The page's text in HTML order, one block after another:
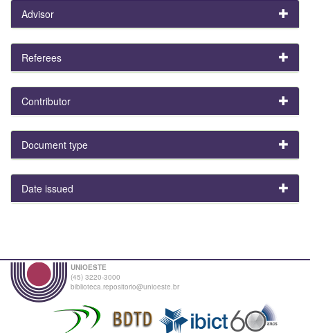
Advisor
Referees
Contributor
Document type
Date issued
UNIOESTE
(45) 3220-3000
biblioteca.repositorio@unioeste.br